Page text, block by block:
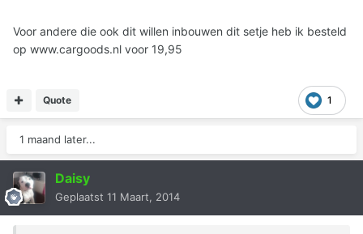
Voor andere die ook dit willen inbouwen dit setje heb ik besteld
op www.cargoods.nl voor 19,95
1
Quote
1 maand later...
Daisy
Geplaatst 11 Maart, 2014